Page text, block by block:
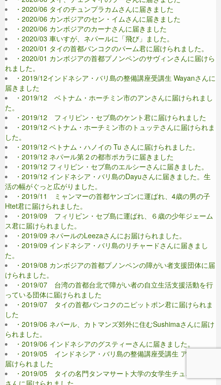
・2020/06 タイのチュンプラカムさんに届きました
・2020/06 カンボジアのセン・イムさんに届きました
・2020/06 カンボジアのカーナさんに届きました
・2020/03 車いすが、ネパールに「飛び」ました。
・2020/01 タイの首都バンコクのパーム君に届けられました。
・2020/01 カンボジアの首都プノンペンのサヴィンさんに届けら
れました。
・2019/12インドネシア・バリ島の整備講座受講生 Wayanさんに
届きました
・2019/12 ベトナム・ホーチミン市のアンさんに届けられまし
た。
・2019/12 フィリピン・セブ島のケント君に届けられました
・2019/12 ベトナム・ホーチミン市のトュッテさんに届けられま
した。
・2019/12 ベトナム・ハノイの Tu さんに届けられました。
・2019/12 ネパール第２の都市ポカラに届きました
・2019/12 フィリピン・セブ島のエルシーさんに届きました。
・2019/12 インドネシア・バリ島のDayuさんに届きました。生
活の幅がぐっと広がりました。
・2019/11 ミャンマーの首都ヤンゴンに運ばれ、4歳の男の子
Htet君に届けられました。
・2019/09 フィリピン・セブ島に運ばれ、６歳の少年ジェーム
ス君に届けられました。
・2019/09 ネパールのLeezaさんにお届けられました。
・2019/09 インドネシア・バリ島のリチャードさんに届きまし
た。
・2019/08 カンボジアの首都プノンペンの障がい者支援団体に届
けられました。
・2019/07 台湾の首都台北で障がい者の自立生活支援活動を行
っている団体に届けられました
・2019/07 タイの首都バンコクのニピットポン君に届けられま
した
・2019/06 ネパール、カトマンズ郊外に住むSushimaさんに届け
られました。
・2019/06 インドネシアのグスティーさんに届きました。
・2019/05 インドネシア・バリ島の整備講座受講生 アナさんに
届けられました
・2019/05 タイの名門タンマサート大学の女学生チュエンナパ
さんに届けられました。